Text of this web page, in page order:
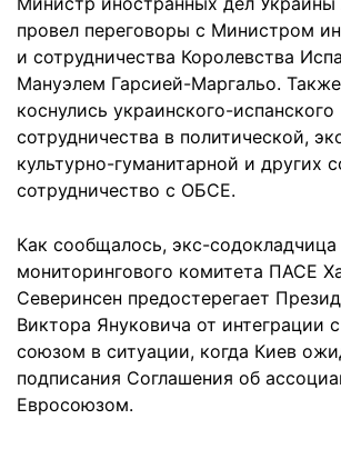
провел переговоры с Министром
и сотрудничества Королевства
Мануэлем Гарсией-Маргальо.
коснулись украинского-испанского
сотрудничества в политической,
культурно-гуманитарной и других
сотрудничество с ОБСЕ.
Как сообщалось, экс-содокладчица
мониторингового комитета ПАСЕ
Северинсен предостерегает
Виктора Януковича от интеграции
союзом в ситуации, когда Киев
подписания Соглашения об
Евросоюзом.